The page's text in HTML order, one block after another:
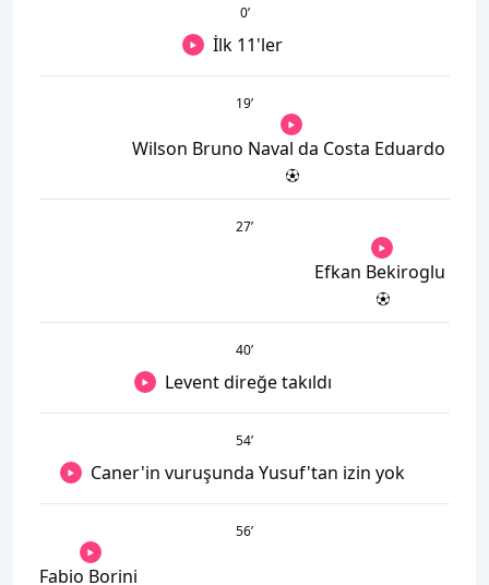
0’
İlk 11'ler
19’
Wilson Bruno Naval da Costa Eduardo
27’
Efkan Bekiroglu
40’
Levent direğe takıldı
54’
Caner'in vuruşunda Yusuf'tan izin yok
56’
Fabio Borini